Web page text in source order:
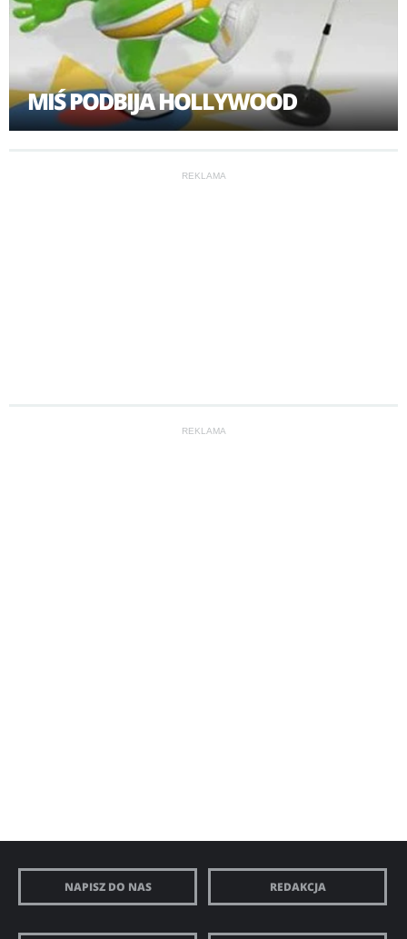
MIŚ PODBIJA HOLLYWOOD
REKLAMA
REKLAMA
NAPISZ DO NAS REDAKCJA